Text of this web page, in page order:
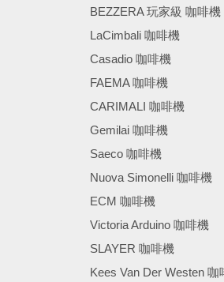
BEZZERA 玩家級 咖啡機
LaCimbali 咖啡機
Casadio 咖啡機
FAEMA 咖啡機
CARIMALI 咖啡機
Gemilai 咖啡機
Saeco 咖啡機
Nuova Simonelli 咖啡機
ECM 咖啡機
Victoria Arduino 咖啡機
SLAYER 咖啡機
Kees Van Der Westen 咖